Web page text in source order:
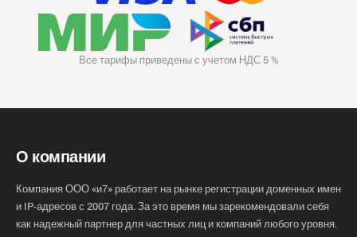
Все тарифы приведены с учетом НДС 5 %
О компании
Компания ООО «и7» работает на рынке регистрации доменных имен
и IP-адресов с 2007 года. За это время мы зарекомендовали себя
как надежный партнер для частных лиц и компаний любого уровня.